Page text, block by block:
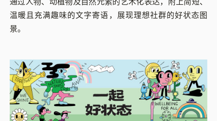
温暖且充满趣味的文字寄语，展现理想社群的好状态图
景。